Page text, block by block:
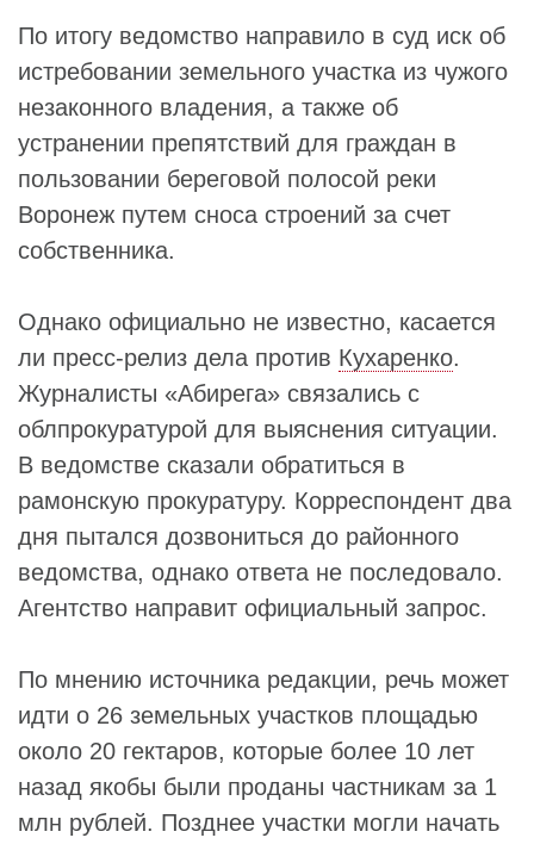
По итогу ведомство направило в суд иск об
истребовании земельного участка из чужого
незаконного владения, а также об
устранении препятствий для граждан в
пользовании береговой полосой реки
Воронеж путем сноса строений за счет
собственника.
Однако официально не известно, касается
ли пресс-релиз дела против Кухаренко.
Журналисты «Абирега» связались с
облпрокуратурой для выяснения ситуации.
В ведомстве сказали обратиться в
рамонскую прокуратуру. Корреспондент два
дня пытался дозвониться до районного
ведомства, однако ответа не последовало.
Агентство направит официальный запрос.
По мнению источника редакции, речь может
идти о 26 земельных участков площадью
около 20 гектаров, которые более 10 лет
назад якобы были проданы частникам за 1
млн рублей. Позднее участки могли начать